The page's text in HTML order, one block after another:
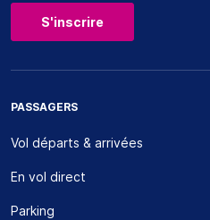
S'inscrire
PASSAGERS
Vol départs & arrivées
En vol direct
Parking